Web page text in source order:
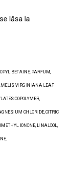
lăsa la
BETAINE, PARFUM,
VIRGINIANA LEAF
COPOLYMER,
CHLORIDE, CITRIC
IONONE, LINALOOL,